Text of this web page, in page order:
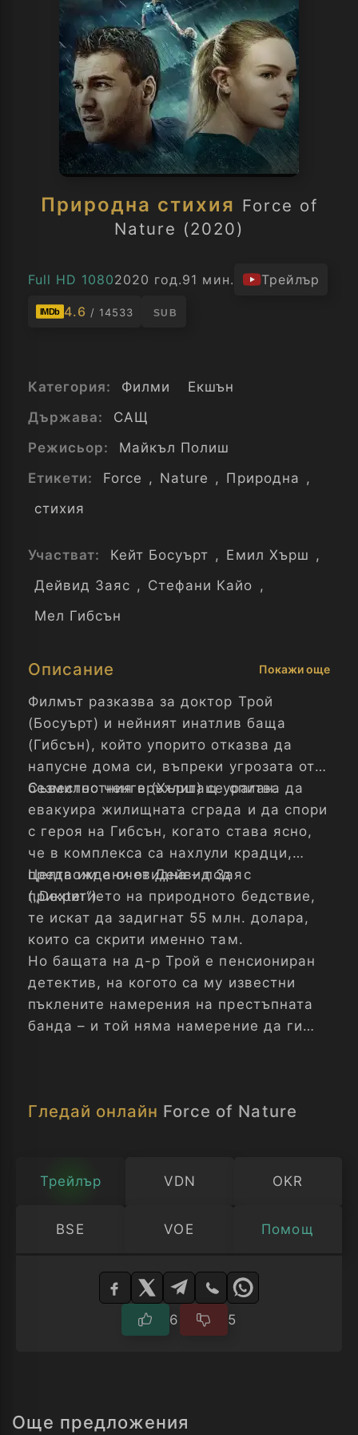
Природна стихия Force of
Nature (2020)
Full HD 10802020 год.91 мин. Трейлър
IMDb 4.6 / 14533 SUB
Категория: Филми
Екшън
Държава:
САЩ
Режисьор:
Майкъл Полиш
Етикети:
Force , Nature , Природна ,
стихия
Участват: Кейт Босуърт , Емил Хърш ,
Дейвид Заяс , Стефани Кайо ,
Мел Гибсън
Описание Покажи още
Филмът разказва за доктор Трой
(Босуърт) и нейният инатлив баща
(Гибсън), който упорито отказва да
напусне дома си, въпреки угрозата от
безмилостния връхлитащ ураган.
Съвестно ченге (Хърш) се опитва да
евакуира жилищната сграда и да спори
с героя на Гибсън, когато става ясно,
че в комплекса са нахлули крадци,
предвождани от Дейвид Заяс
(„Dexter“).
Целта им е очевидна – под
прикритието на природното бедствие,
те искат да задигнат 55 млн. долара,
които са скрити именно там.
Но бащата на д-р Трой е пенсиониран
детектив, на когото са му известни
пъклените намерения на престъпната
банда – и той няма намерение да ги
Гледай онлайн Force of Nature
Трейлър VDN OKR
BSE VOE Помощ
Изберете
6 5
Още предложения